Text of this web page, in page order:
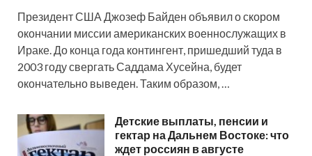
Президент США Джозеф Байден объявил о скором
окончании миссии американских военнослужащих в
Ираке. До конца года контингент, пришедший туда в
2003 году свергать Саддама Хусейна, будет
окончательно выведен. Таким образом, …
Детские выплаты, пенсии и
гектар на Дальнем Востоке: что
ждет россиян в августе